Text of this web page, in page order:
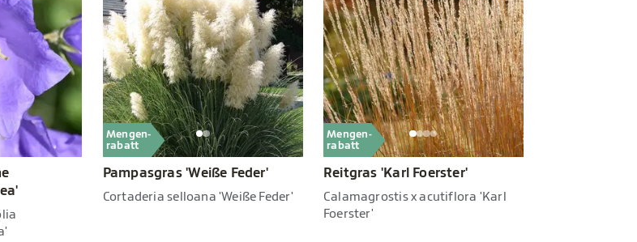
Mengen-
rabatt
Pampasgras 'Weiße Feder'
Cortaderia selloana 'Weiße Feder'
Mengen-
rabatt
Reitgras 'Karl Foerster'
Calamagrostis x acutiflora 'Karl
Foerster'